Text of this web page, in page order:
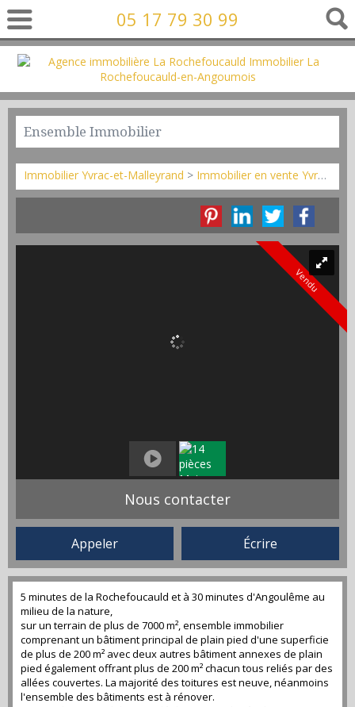
05 17 79 30 99
Ensemble Immobilier
Immobilier Yvrac-et-Malleyrand > Immobilier en vente Yvrac-et-Malleyrand
Vendu
Nous contacter
Appeler Écrire
5 minutes de la Rochefoucauld et à 30 minutes d'Angoulême au
milieu de la nature,
sur un terrain de plus de 7000 m², ensemble immobilier
comprenant un bâtiment principal de plain pied d'une superficie
de plus de 200 m² avec deux autres bâtiment annexes de plain
pied également offrant plus de 200 m² chacun tous reliés par des
allées couvertes. La majorité des toitures est neuve, néanmoins
l'ensemble des bâtiments est à rénover.